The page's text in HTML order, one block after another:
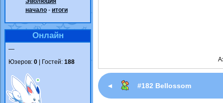
начало - итоги
Онлайн
—
Юзеров: 0 | Гостей: 188
◄ #182 Bellossom